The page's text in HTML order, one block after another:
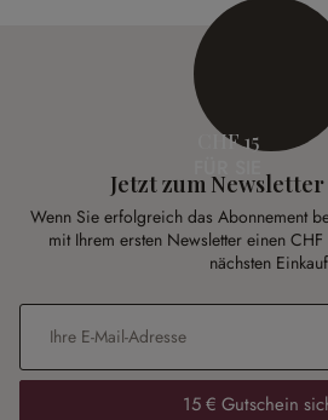
CHF 15
Jetzt zum
Wenn Sie erfolgreich das Abonnement
mit Ihrem ersten Newsletter einen
nächsten
E-Mail-Adresse
15 € Gutschein